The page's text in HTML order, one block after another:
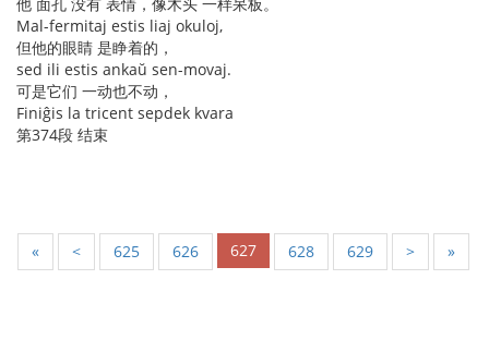
Mal-fermitaj estis liaj okuloj,
但他的眼睛 是睁着的，
sed ili estis ankaŭ sen-movaj.
可是它们 一动也不动，
Finiĝis la tricent sepdek kvara
第374段 结束
« < 625 626 627 628 629 > »